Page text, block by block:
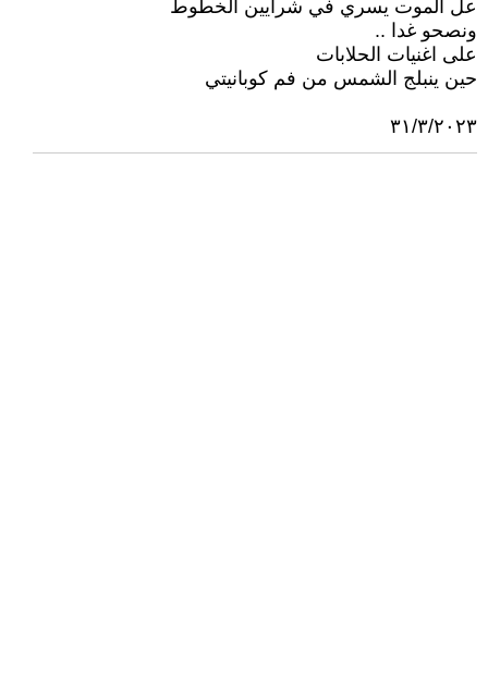
عل الموت يسري في شرايين الخطوط
ونصحو غدا ..
على اغنيات الحلابات
حين ينبلج الشمس من فم كوبانيتي
٣١/٣/٢٠٢٣